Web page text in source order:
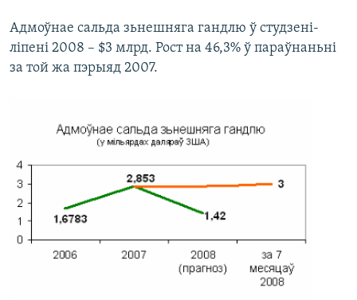
Адмоўнае сальда зьнешняга гандлю ў студзені-
ліпені 2008 – $3 млрд. Рост на 46,3% ў параўнаньні
за той жа пэрыяд 2007.